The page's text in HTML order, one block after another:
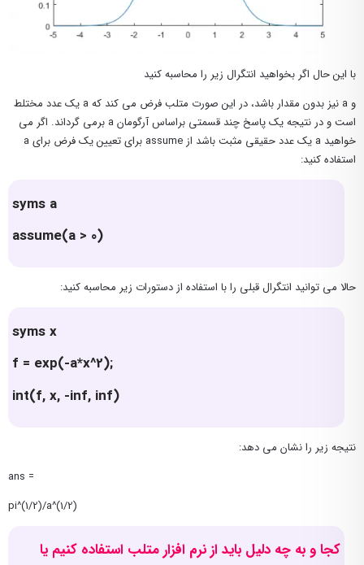
با این حال اگر بخواهید انتگرال زیر را محاسبه کنید
و a نیز بدون مقدار باشد، در این صورت متلب فرض می کند که a یک عدد مختلط
است و در نتیجه یک پاسخ چند قسمتی براساس آرگومان a برمی گرداند. اگر می
خواهید a یک عدد حقیقی مثبت باشد از assume برای تعیین یک فرض برای a
استفاده کنید:
syms a
assume(a > 0)
حالا می توانید انتگرال قبلی را با استفاده از دستورات زیر محاسبه کنید:
syms x
f = exp(-a*x^2);
int(f, x, -inf, inf)
نتیجه زیر را نشان می دهد:
ans =
pi^(1/2)/a^(1/2)
کجا و به چه دلیل باید از نرم افزار متلب استفاده کنیم یا